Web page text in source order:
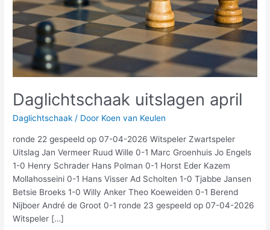
Daglichtschaak uitslagen april
Daglichtschaak / Door Koen van Keulen
ronde 22 gespeeld op 07-04-2026 Witspeler Zwartspeler
Uitslag Jan Vermeer Ruud Wille 0-1 Marc Groenhuis Jo Engels
1-0 Henry Schrader Hans Polman 0-1 Horst Eder Kazem
Mollahosseini 0-1 Hans Visser Ad Scholten 1-0 Tjabbe Jansen
Betsie Broeks 1-0 Willy Anker Theo Koeweiden 0-1 Berend
Nijboer André de Groot 0-1 ronde 23 gespeeld op 07-04-2026
Witspeler […]